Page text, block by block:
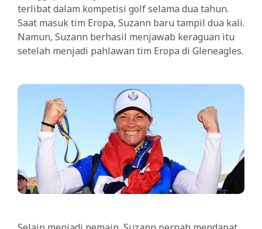
terlibat dalam kompetisi golf selama dua tahun.
Saat masuk tim Eropa, Suzann baru tampil dua kali.
Namun, Suzann berhasil menjawab keraguan itu
setelah menjadi pahlawan tim Eropa di Gleneagles.